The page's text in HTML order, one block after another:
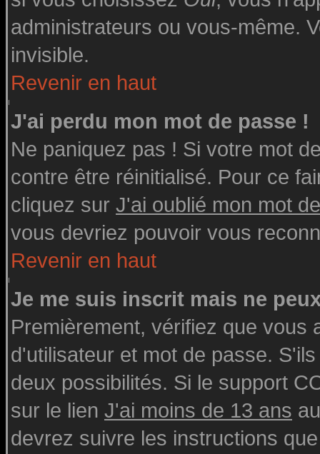
administrateurs ou vous-même.
invisible.
Revenir en haut
J'ai perdu mon mot de passe !
Ne paniquez pas ! Si votre mot
contre être réinitialisé. Pour ce
cliquez sur J'ai oublié mon mot
vous devriez pouvoir vous
Revenir en haut
Je me suis inscrit mais ne
Premièrement, vérifiez que
d'utilisateur et mot de passe.
deux possibilités. Si le support
sur le lien J'ai moins de 13 ans
devrez suivre les instructions